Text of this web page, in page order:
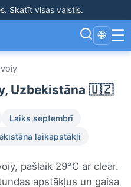
. Skatīt visas valstis.
🌐 ☰
Uzbekistāna 🇺🇿
Laiks septembrī
laikapstākļi
pašlaik 29°C ar clear.
apstākļus un gaisa